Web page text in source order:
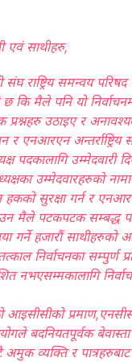
एवं साथीहरु,
राष्ट्रिय समन्वय परिषद
मैले पनि यो
उठाइए र
एनआरएन अन्तर्राष्ट्रिय
पदकालागि उम्मेदवारी
उम्मेदवारहरुको
हकको सुरक्षा गर्न र
मैले पटकपटक सम्बद्ध
हजारौं साथीहरुको
निर्वाचनका सम्पुर्ण
नभएसम्मकालागि
बदनियतपूर्वक
व्यक्ति र